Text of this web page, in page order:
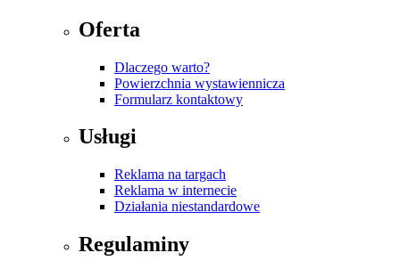
Oferta
Dlaczego warto?
Powierzchnia wystawiennicza
Formularz kontaktowy
Usługi
Reklama na targach
Reklama w internecie
Działania niestandardowe
Regulaminy